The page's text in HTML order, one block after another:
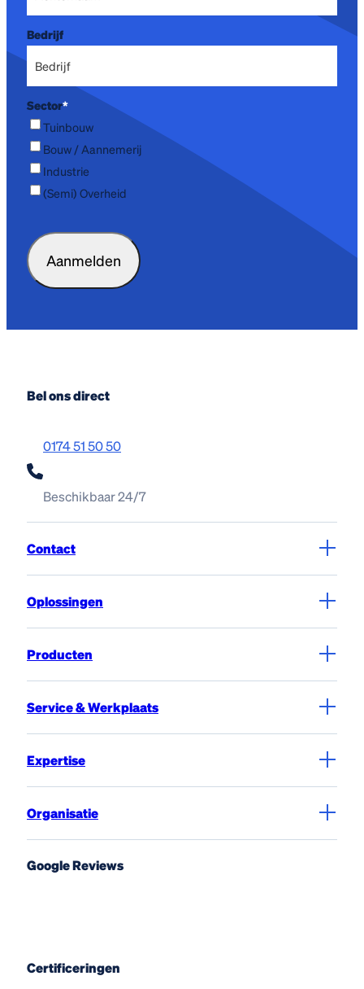
Bedrijf
Sector*
Tuinbouw
Bouw / Aannemerij
Industrie
(Semi) Overheid
Bel ons direct
0174 51 50 50
Beschikbaar 24/7
Contact
Oplossingen
Producten
Service & Werkplaats
Expertise
Organisatie
Google Reviews
Certificeringen